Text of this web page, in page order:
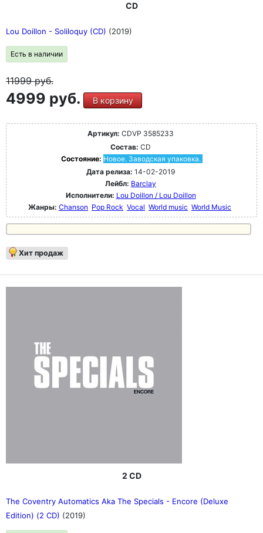
CD
Lou Doillon - Soliloquy (CD) (2019)
Есть в наличии
11999руб.
4999 руб. В корзину
Артикул: CDVP 3585233
Состав: CD
Состояние: Новое. Заводская упаковка.
Дата релиза: 14-02-2019
Лейбл: Barclay
Исполнители: Lou Doillon / Lou Doillon
Жанры: Chanson Pop Rock Vocal World music World Music
Хит продаж
2 CD
The Coventry Automatics Aka The Specials - Encore (Deluxe
Edition) (2 CD) (2019)